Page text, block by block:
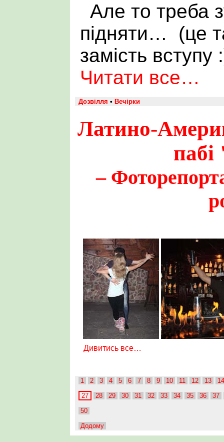
Але то треба
підняти… (це
замість вступу
Читати все…
Дозвілля • Вечірки
Латино-
–
Дивитись все…
1 2 3 4 5 6 7 8 9 10 11 12 13
27
28 29 30 31 32 33 34 35 36 37
50
Додому